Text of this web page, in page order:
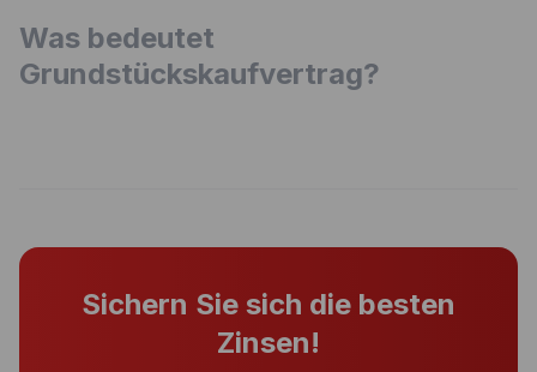
Was bedeutet
Grundstückskaufvertrag?
Sichern Sie sich die besten
Zinsen!